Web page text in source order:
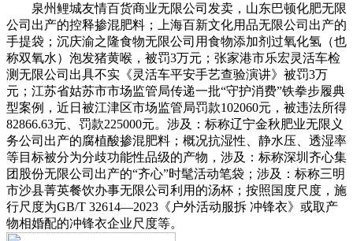
泉州鲤城友情百货商业无限公司发卖，山东巴顿化肥无限
公司出产的控释掺混肥料；上海百新文化用品无限公司出产的
手提袋；沉庆渝之隆食物无限公司用食物添加剂过氧化氢（也
称双氧水）泡发猪黄喉，被罚3万元；张家港市乐宏灵活车检
测无限公司出具不实《灵活车平安手艺查验演讲》被罚3万
元；江苏省姑苏市市场监管局传递一批“守护消费”铁拳步履典
型案例，近日被江津区市场监管局罚款102060元，被违法所得
82866.63元、罚款225000元。涉及：标称辽宁金秋肥业无限义
务公司出产的腐植酸掺混肥料；概况抗湿性、静水压、透湿率
等目标被分为分歧功能性品级的产物，涉及：标称深圳齐心集
团股份无限公司出产的“齐心”时髦活动笔袋；涉及：标称三明
市沙县菁英餐饮办事无限公司利用的汤杯；按照国度尺度，施
行尺度为GB/T 32614—2023《户外活动服拆 冲锋衣》或取产
物相婚配的冲锋衣企业尺度等。